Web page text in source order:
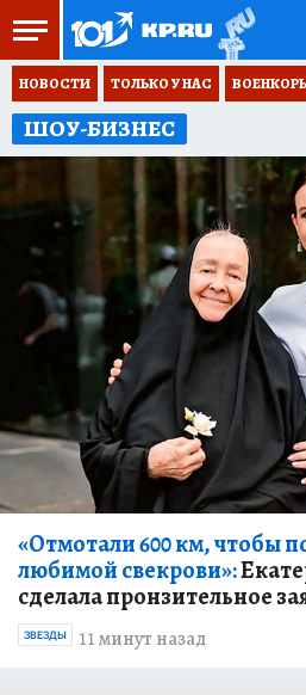
НОВОСТИ ТОЛЬКО У НАС
ШОУ-БИЗНЕС
«Отмотали 600 км, чтобы
любимой свекрови»:
сделала пронзительное
11 минут назад
ЗВЕЗДЫ